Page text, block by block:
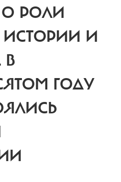
О РОЛИ
И
В
ГОДУ